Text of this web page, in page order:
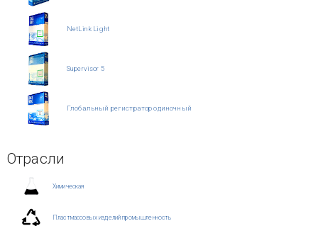
NetLink Light
Supervisor 5
Глобальный регистратор одиночный
Отрасли
Химическая
Пластмассовых изделий промышленность